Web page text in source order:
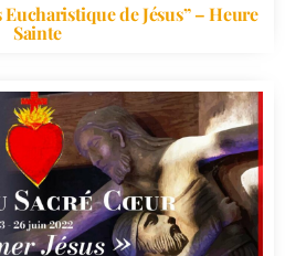
de Jésus” – Heure
Sainte